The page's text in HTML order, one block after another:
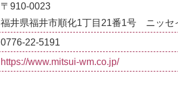
〒910-0023
福井県福井市順化1丁目21番1号 ニッセ
0776-22-5191
https://www.mitsui-wm.co.jp/